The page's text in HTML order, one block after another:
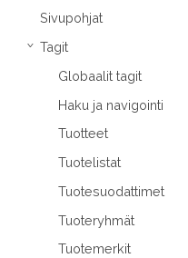
Sivupohjat
› Tagit
Globaalit tagit
Haku ja navigointi
Tuotteet
Tuotelistat
Tuotesuodattimet
Tuoteryhmät
Tuotemerkit